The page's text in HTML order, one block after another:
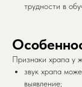
трудности в
Признаки храпа у
звук храпа
выявление;